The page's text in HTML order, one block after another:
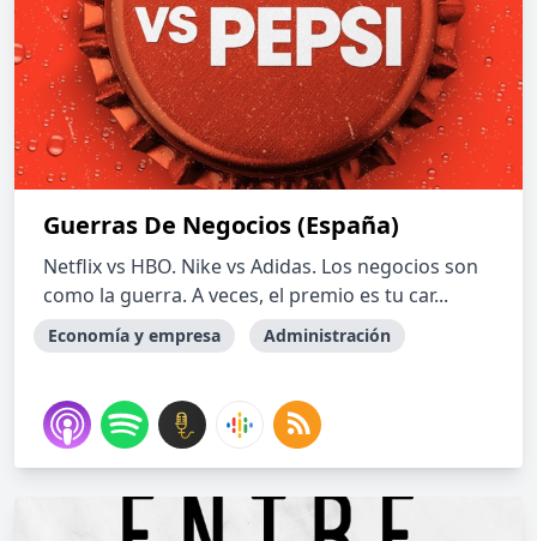
Guerras De Negocios (España)
Netflix vs HBO. Nike vs Adidas. Los negocios son
como la guerra. A veces, el premio es tu car...
Economía y empresa Administración